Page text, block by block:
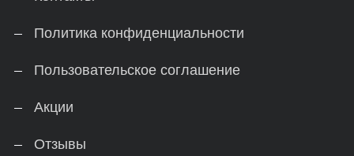
Политика конфиденциальности
Пользовательское соглашение
Акции
Отзывы